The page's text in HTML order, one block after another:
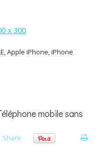
,Apple iPhone,iPhone
mobile sans
Share